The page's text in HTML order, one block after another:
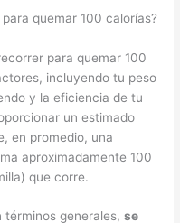
quemar 100 calorías?
para quemar 100
incluyendo tu peso
y la eficiencia de tu
un estimado
en promedio, una
aproximadamente 100
que corre.
términos generales,se